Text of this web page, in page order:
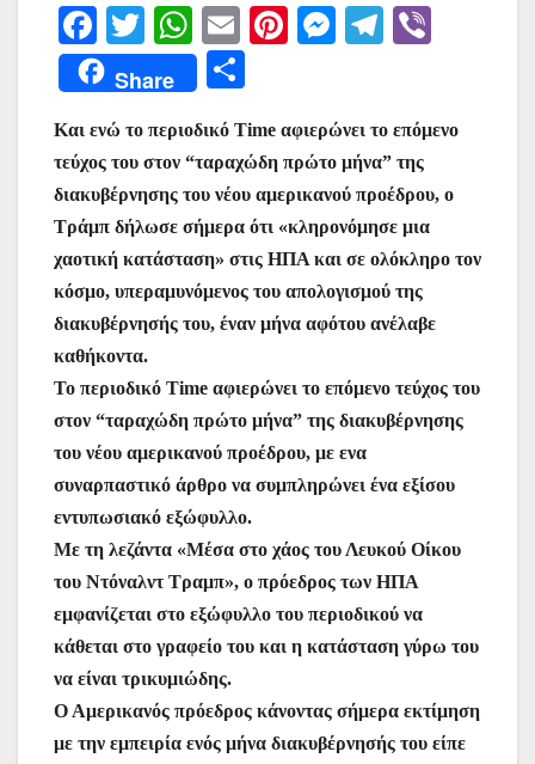
F
a
c
e
b
o
o
k
T
w
itt
er
W
h
at
s
A
p
p
E
m
ai
l
Pi
e
st
M
s
e
n
g
er
T
gr
a
m
Share
ρ
α
σ
τε
ίτ
ε
Και ενώ το περιοδικό Time αφιερώνει το επόμενο
τεύχος του στον “ταραχώδη πρώτο μήνα” της
διακυβέρνησης του νέου αμερικανού προέδρου, ο
Τράμπ δήλωσε σήμερα ότι «κληρονόμησε μια
χαοτική κατάσταση» στις ΗΠΑ και σε ολόκληρο τον
κόσμο, υπεραμυνόμενος του απολογισμού της
διακυβέρνησής του, έναν μήνα αφότου ανέλαβε
καθήκοντα.
Το περιοδικό Time αφιερώνει το επόμενο τεύχος του
στον “ταραχώδη πρώτο μήνα” της διακυβέρνησης
του νέου αμερικανού προέδρου, με ενα
συναρπαστικό άρθρο να συμπληρώνει ένα εξίσου
εντυπωσιακό εξώφυλλο.
Με τη λεζάντα «Μέσα στο χάος του Λευκού Οίκου
του Ντόναλντ Τραμπ», o πρόεδρος των ΗΠΑ
εμφανίζεται στο εξώφυλλο του περιοδικού να
κάθεται στο γραφείο του και η κατάσταση γύρω του
να είναι τρικυμιώδης.
Ο Αμερικανός πρόεδρος κάνοντας σήμερα εκτίμηση
με την εμπειρία ενός μήνα διακυβέρνησής του είπε